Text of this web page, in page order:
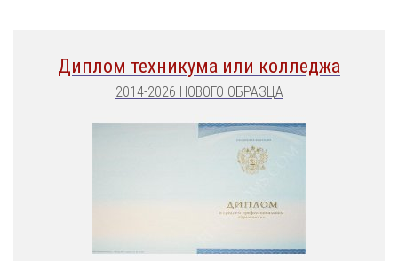
Диплом техникума или колледжа
2014-2026 НОВОГО ОБРАЗЦА